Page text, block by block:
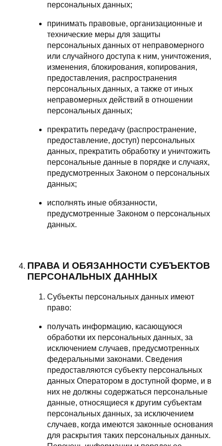
персональных данных;
принимать правовые, организационные и
технические меры для защиты
персональных данных от неправомерного
или случайного доступа к ним, уничтожения,
изменения, блокирования, копирования,
предоставления, распространения
персональных данных, а также от иных
неправомерных действий в отношении
персональных данных;
прекратить передачу (распространение,
предоставление, доступ) персональных
данных, прекратить обработку и уничтожить
персональные данные в порядке и случаях,
предусмотренных Законом о персональных
данных;
исполнять иные обязанности,
предусмотренные Законом о персональных
данных.
ПРАВА И ОБЯЗАННОСТИ СУБЪЕКТОВ
ПЕРСОНАЛЬНЫХ ДАННЫХ
Субъекты персональных данных имеют
право:
получать информацию, касающуюся
обработки их персональных данных, за
исключением случаев, предусмотренных
федеральными законами. Сведения
предоставляются субъекту персональных
данных Оператором в доступной форме, и в
них не должны содержаться персональные
данные, относящиеся к другим субъектам
персональных данных, за исключением
случаев, когда имеются законные основания
для раскрытия таких персональных данных.